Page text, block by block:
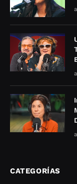
CATEGORÍAS